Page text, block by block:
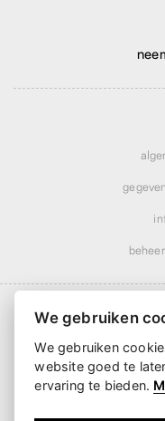
Verzending
We gebruiken
We gebruiken
website goed te
ervaring te bieden.